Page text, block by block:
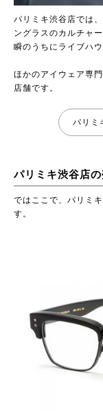
パリミキ渋谷店では
ングラスのカルチャ
瞬のうちにライブハ
ほかのアイウェア専
店舗です。
パリミ
パリミキ渋谷店
ではここで、パリミ
す。